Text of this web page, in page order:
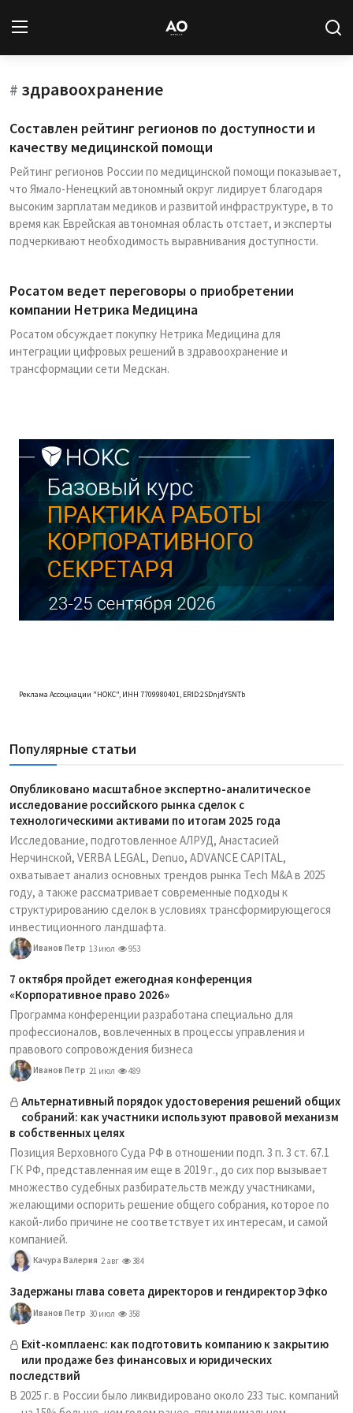
Вход Регистрация
Новости
Статьи
Авторы
Архив
База знаний
Подписка
# здравоохранение
Составлен рейтинг регионов по доступности и
качеству медицинской помощи
Рейтинг регионов России по медицинской помощи показывает,
что Ямало-Ненецкий автономный округ лидирует благодаря
высоким зарплатам медиков и развитой инфраструктуре, в то
время как Еврейская автономная область отстает, и эксперты
подчеркивают необходимость выравнивания доступности.
Росатом ведет переговоры о приобретении
компании Нетрика Медицина
Росатом обсуждает покупку Нетрика Медицина для
интеграции цифровых решений в здравоохранение и
трансформации сети Медскан.
Реклама Ассоциации "НОКС", ИНН 7709980401, ERID:2SDnjdY5NTb
Популярные статьи
Опубликовано масштабное экспертно-аналитическое
исследование российского рынка сделок с
технологическими активами по итогам 2025 года
Исследование, подготовленное АЛРУД, Анастасией
Нерчинской, VERBA LEGAL, Denuo, ADVANCE CAPITAL,
охватывает анализ основных трендов рынка Tech M&A в 2025
году, а также рассматривает современные подходы к
структурированию сделок в условиях трансформирующегося
инвестиционного ландшафта.
Иванов Петр 13 июл 953
7 октября пройдет ежегодная конференция
«Корпоративное право 2026»
Программа конференции разработана специально для
профессионалов, вовлеченных в процессы управления и
правового сопровождения бизнеса
Иванов Петр 21 июл 489
Альтернативный порядок удостоверения решений общих
собраний: как участники используют правовой механизм
в собственных целях
Позиция Верховного Суда РФ в отношении подп. 3 п. 3 ст. 67.1
ГК РФ, представленная им еще в 2019 г., до сих пор вызывает
множество судебных разбирательств между участниками,
желающими оспорить решение общего собрания, которое по
какой-либо причине не соответствует их интересам, и самой
компанией.
Качура Валерия 2 авг 384
Задержаны глава совета директоров и гендиректор Эфко
Иванов Петр 30 июл 358
Exit-комплаенс: как подготовить компанию к закрытию
или продаже без финансовых и юридических
последствий
В 2025 г. в России было ликвидировано около 233 тыс. компаний